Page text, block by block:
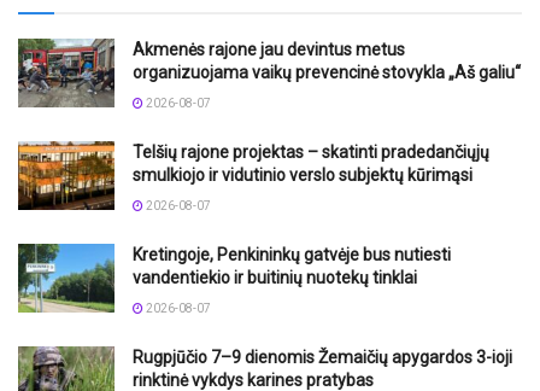
Akmenės rajone jau devintus metus
organizuojama vaikų prevencinė stovykla „Aš galiu“
2026-08-07
Telšių rajone projektas – skatinti pradedančiųjų
smulkiojo ir vidutinio verslo subjektų kūrimąsi
2026-08-07
Kretingoje, Penkininkų gatvėje bus nutiesti
vandentiekio ir buitinių nuotekų tinklai
2026-08-07
Rugpjūčio 7–9 dienomis Žemaičių apygardos 3-ioji
rinktinė vykdys karines pratybas